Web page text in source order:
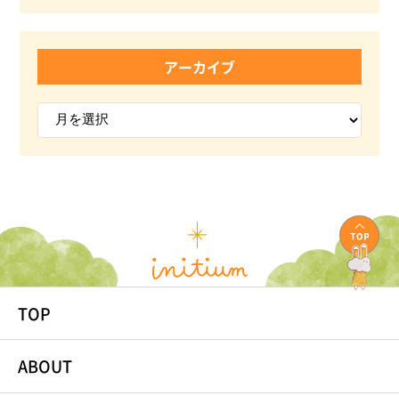
アーカイブ
TOP
ABOUT